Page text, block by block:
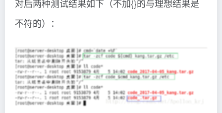
对后两种测试结果如下（不加{}的与理想结果是
不符的）：